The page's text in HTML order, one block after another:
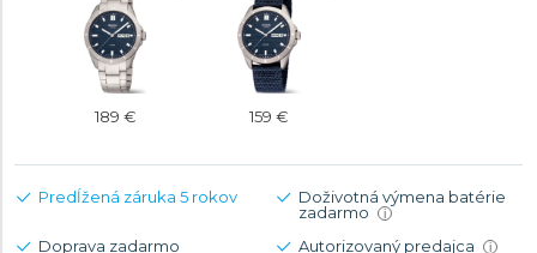
189 € 159 €
Predĺžená záruka 5 rokov
Doživotná výmena batérie
zadarmo
i
Doprava zadarmo Autorizovaný predajca i